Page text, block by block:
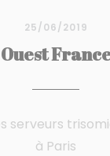
25/06/2019
Ouest
serveurs
à Paris